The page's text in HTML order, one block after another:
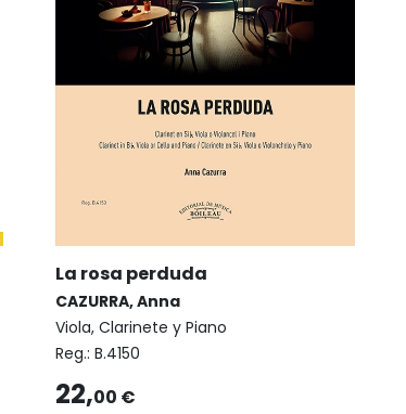
La rosa perduda
CAZURRA, Anna
Viola, Clarinete y Piano
Reg.: B.4150
22,00 €